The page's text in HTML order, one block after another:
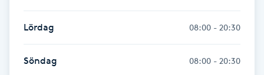
Idrottsmassage
Lördag 08:00 - 20:30
Söndag 08:00 - 20:30